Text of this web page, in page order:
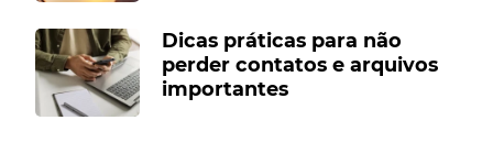
Dicas práticas para não
perder contatos e arquivos
importantes